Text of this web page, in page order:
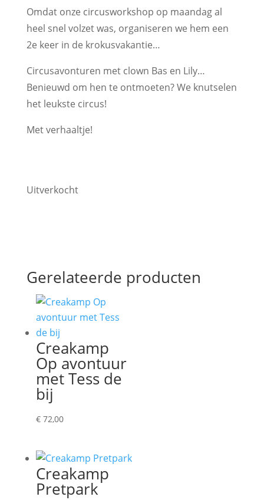
Omdat onze circusworkshop op maandag al
heel snel volzet was, organiseren we hem een
2e keer in de krokusvakantie…
Circusavonturen met clown Bas en Lily…
Benieuwd om hen te ontmoeten? We knutselen
het leukste circus!
Met verhaaltje!
Uitverkocht
Gerelateerde producten
Creakamp
Op avontuur
met Tess de
bij
€72,00
Creakamp
Pretpark